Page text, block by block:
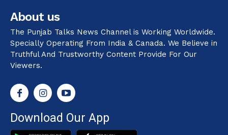
About us
The Punjab Talks News Channel is Working Worldwide.
Specially Operating From India & Canada. We Believe in
Truthful And Trustworthy Content Provide For Our
Viewers.
Download Our App